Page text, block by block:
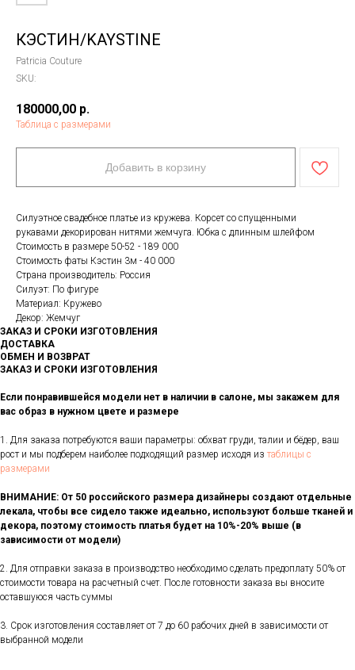
КЭСТИН/KAYSTINE
Patricia Couture
SKU:
180000,00 р.
Таблица с размерами
Добавить в корзину
Силуэтное свадебное платье из кружева. Корсет со спущенными
рукавами декорирован нитями жемчуга. Юбка с длинным шлейфом
Стоимость в размере 50-52 - 189 000
Стоимость фаты Кэстин 3м - 40 000
Страна производитель: Россия
Силуэт: По фигуре
Материал: Кружево
Декор: Жемчуг
ЗАКАЗ И СРОКИ ИЗГОТОВЛЕНИЯ
ДОСТАВКА
ОБМЕН И ВОЗВРАТ
ЗАКАЗ И СРОКИ ИЗГОТОВЛЕНИЯ
Если понравившейся модели нет в наличии в салоне, мы закажем для
вас образ в нужном цвете и размере
1. Для заказа потребуются ваши параметры: обхват груди, талии и бёдер, ваш
рост и мы подберем наиболее подходящий размер исходя из таблицы с
размерами
ВНИМАНИЕ: От 50 российского размера дизайнеры создают отдельные
лекала, чтобы все сидело также идеально, используют больше тканей и
декора, поэтому стоимость платья будет на 10%-20% выше (в
зависимости от модели)
2. Для отправки заказа в производство необходимо сделать предоплату 50% от
стоимости товара на расчетный счет. После готовности заказа вы вносите
оставшуюся часть суммы
3. Срок изготовления составляет от 7 до 60 рабочих дней в зависимости от
выбранной модели